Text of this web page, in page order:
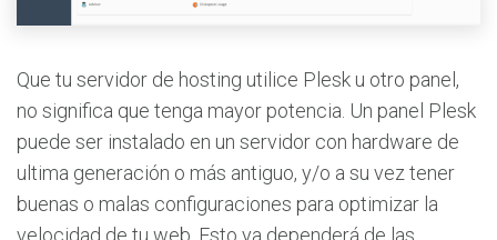
Que tu servidor de hosting utilice Plesk u otro panel,
no significa que tenga mayor potencia. Un panel Plesk
puede ser instalado en un servidor con hardware de
ultima generación o más antiguo, y/o a su vez tener
buenas o malas configuraciones para optimizar la
velocidad de tu web. Esto ya dependerá de las